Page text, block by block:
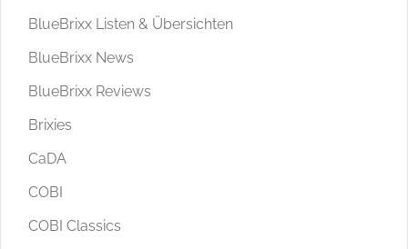
BlueBrixx Listen & Übersichten
BlueBrixx News
BlueBrixx Reviews
Brixies
CaDA
COBI
COBI Classics